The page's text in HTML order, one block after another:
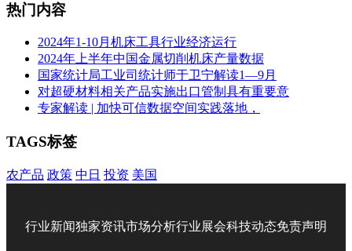
热门内容
2024年1-10月机床工具行业经济运行
2024年上半年中国金属切削机床产量数据
国家统计局工业司统计师于卫宁解读1—9月
对超硬材料相关产品实施出口管制具有重要意
专家解读 | 加快可信数据空间实践落地，
TAGS标签
农产品 政策 中日 投资 美国
行业新闻独家资讯市场分析行业展会科技动态免责声明